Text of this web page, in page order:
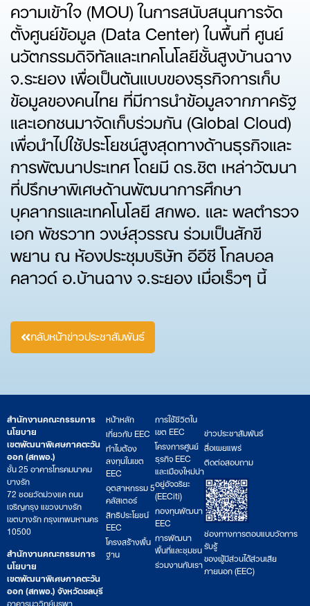
ความเข้าใจ (MOU) ในการสนับสนุนการจัด
ตั้งศูนย์ข้อมูล (Data Center) ในพื้นที่ ศูนย์
นวัตกรรมดิจิทัลและเทคโนโลยีชั้นสูงบ้านฉาง
จ.ระยอง เพื่อเป็นต้นแบบของธุรกิจการเก็บ
ข้อมูลของคนไทย ที่มีการนำข้อมูลจากภาครัฐ
และเอกชนมาจัดเก็บร่วมกัน (Global Cloud)
เพื่อนำไปใช้ประโยชน์สูงสุดทางด้านธุรกิจและ
การพัฒนาประเทศ โดยมี ดร.ชิต เหล่าวัฒนา
ที่ปรึกษาพิเศษด้านพัฒนาการศึกษา
บุคลากรและเทคโนโลยี สกพอ. และ พลตำรวจ
เอก พัชรวาท วงษ์สุวรรณ ร่วมเป็นสักขี
พยาน ณ ห้องประชุมบริษัท อีอีซี โกลบอล
คลาวด์ อ.บ้านฉาง จ.ระยอง เมื่อเร็วๆ นี้
กลับหน้าข่าวประชาสัมพันธ์
สำนักงานคณะกรรมการ
นโยบาย
เขตพัฒนาพิเศษภาคตะวัน
ออก (สกพอ.)
ชั้น 25 อาคารโทรคมนาคม
บางรัก
72 ซอยวัดม่วงแค ถนน
เจริญกรุง แขวงบางรัก
เขตบางรัก กรุงเทพมหานคร
10500
สำนักงานคณะกรรมการ
นโยบาย
เขตพัฒนาพิเศษภาคตะวัน
ออก (สกพอ.) จังหวัดชลบุรี
อาคารนววิทย์บูรพา
หน้าหลัก
เกี่ยวกับ EEC
ทำไมต้อง
ลงทุนในเขต
EEC
อุตสาหกรรม 5
คลัสเตอร์
สิทธิประโยชน์
EEC
โครงสร้างพื้น
ฐาน
การใช้ชีวิตใน
เขต EEC
โครงการศูนย์
ธุรกิจ EEC
และเมืองใหม่น่า
อยู่อัจฉริยะ
(EECiti)
กองทุนพัฒนา
EEC
การพัฒนา
พื้นที่และชุมชน
ร่วมงานกับเรา
ข่าวประชาสัมพันธ์
สื่อเผยแพร่
ติดต่อสอบถาม
ช่องทางการตอบแบบวัดการ
รับรู้
ของผู้มีส่วนได้ส่วนเสีย
ภายนอก (EEC)